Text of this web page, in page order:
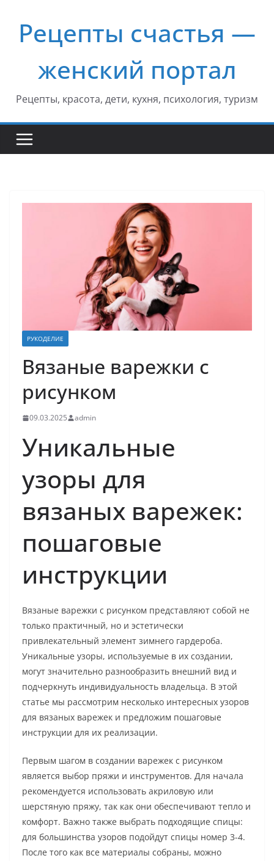
содержимому
Рецепты счастья —
женский портал
Рецепты, красота, дети, кухня, психология, туризм
РУКОДЕЛИЕ
Вязаные варежки с
рисунком
09.03.2025 admin
Уникальные
узоры для
вязаных варежек:
пошаговые
инструкции
Вязаные варежки с рисунком представляют собой не
только практичный, но и эстетически
привлекательный элемент зимнего гардероба.
Уникальные узоры, используемые в их создании,
могут значительно разнообразить внешний вид и
подчеркнуть индивидуальность владельца. В этой
статье мы рассмотрим несколько интересных узоров
для вязаных варежек и предложим пошаговые
инструкции для их реализации.
Первым шагом в создании варежек с рисунком
является выбор пряжи и инструментов. Для начала
рекомендуется использовать акриловую или
шерстяную пряжу, так как они обеспечивают тепло и
комфорт. Важно также выбрать подходящие спицы:
для большинства узоров подойдут спицы номер 3-4.
После того как все материалы собраны, можно